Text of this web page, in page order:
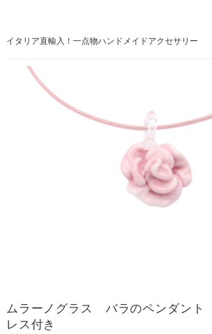
イタリア直輸入！一点物ハンドメイドアクセサリー
ムラーノグラス バラのペンダン
レス付き